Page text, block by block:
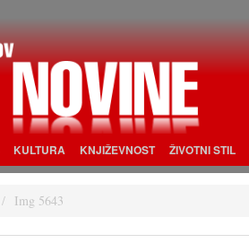
KULTURA KNJIŽEVNOST ŽIVOTNI STIL
Img 5643